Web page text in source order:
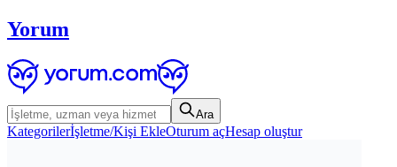
Yorum
Ara
Kategorilerİşletme/Kişi EkleOturum açHesap oluştur